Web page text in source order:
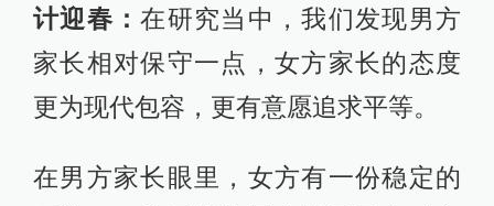
计迎春：在研究当中，我们发现男方
家长相对保守一点，女方家长的态度
更为现代包容，更有意愿追求平等。
在男方家长眼里，女方有一份稳定的